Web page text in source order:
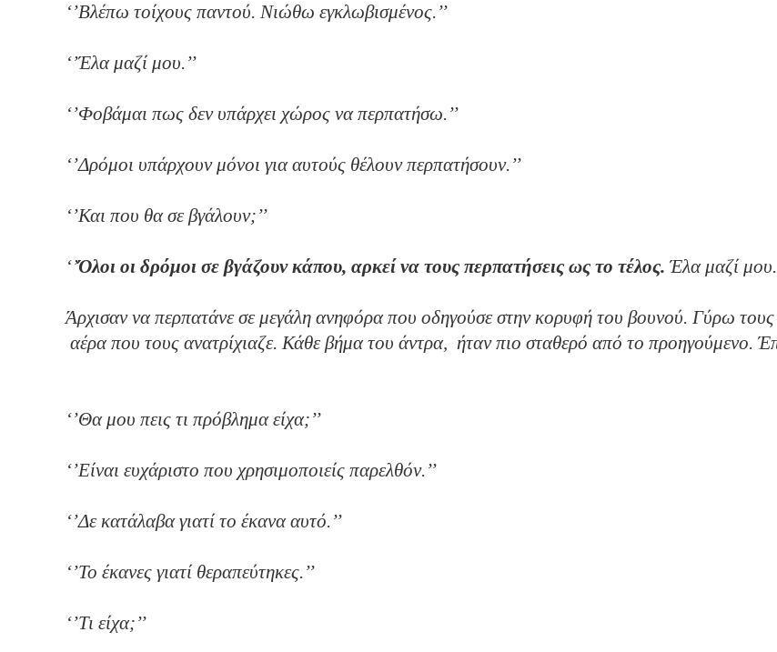
‘’Βλέπω τοίχους παντού. Νιώθω εγκλωβισμένος.’’
‘’Έλα μαζί μου.’’
‘’Φοβάμαι πως δεν υπάρχει χώρος να περπατήσω.’’
‘’Δρόμοι υπάρχουν μόνοι για αυτούς θέλουν περπατήσουν.’’
‘’Και που θα σε βγάλουν;’’
‘’Όλοι οι δρόμοι σε βγάζουν κάπου, αρκεί να τους περπατήσεις ως το τέλος. Έλα μαζί
Άρχισαν να περπατάνε σε μεγάλη ανηφόρα που οδηγούσε στην κορυφή του βουνού. Γύρω
αέρα που τους ανατρίχιαζε. Κάθε βήμα του άντρα, ήταν πιο σταθερό από το
‘’Θα μου πεις τι πρόβλημα είχα;’’
‘’Είναι ευχάριστο που χρησιμοποιείς παρελθόν.’’
‘’Δε κατάλαβα γιατί το έκανα αυτό.’’
‘’Το έκανες γιατί θεραπεύτηκες.’’
‘’Τι είχα;’’